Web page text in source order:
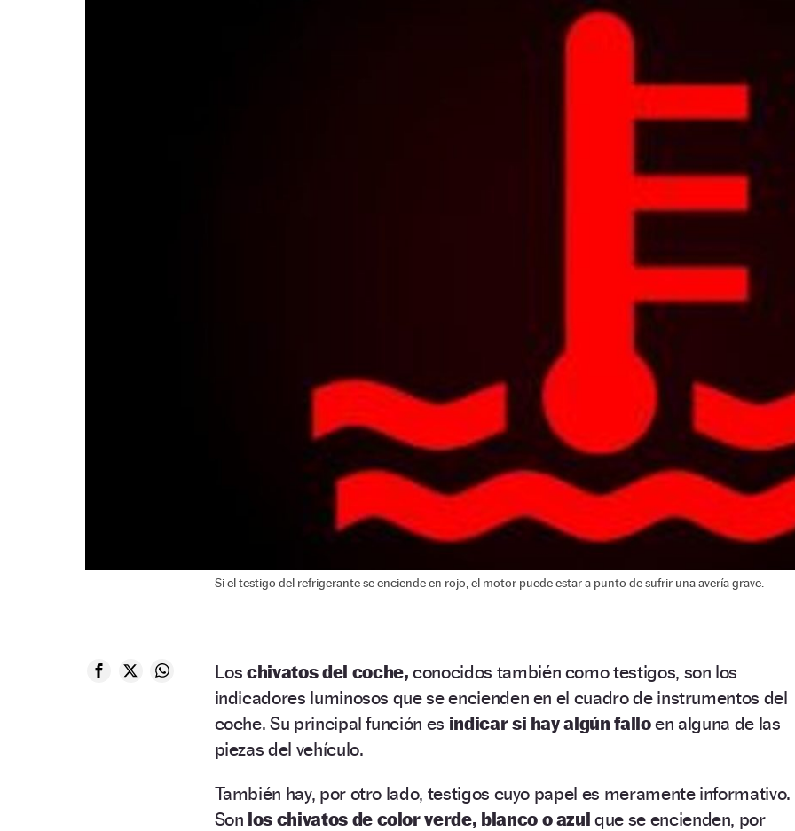
Si el testigo del refrigerante se enciende en rojo, el motor puede estar a punto de sufrir una avería grave.
Loschivatos del coche,conocidos también como testigos, son los
indicadores luminosos que se encienden en el cuadro de instrumentos del
coche. Su principal función es indicar si hay algún falloen alguna de las
piezas del vehículo.
También hay, por otro lado, testigos cuyo papel es meramente informativo.
Son los chivatos de color verde, blanco o azul que se encienden, por